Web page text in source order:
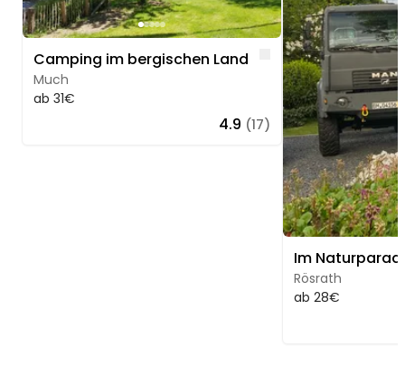
Camping im bergischen Land
Much
ab 31€
Like
4.9 (17)
Rösrath
ab 28€